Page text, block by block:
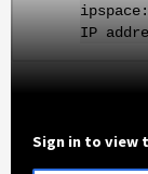
IP
Sign in to view